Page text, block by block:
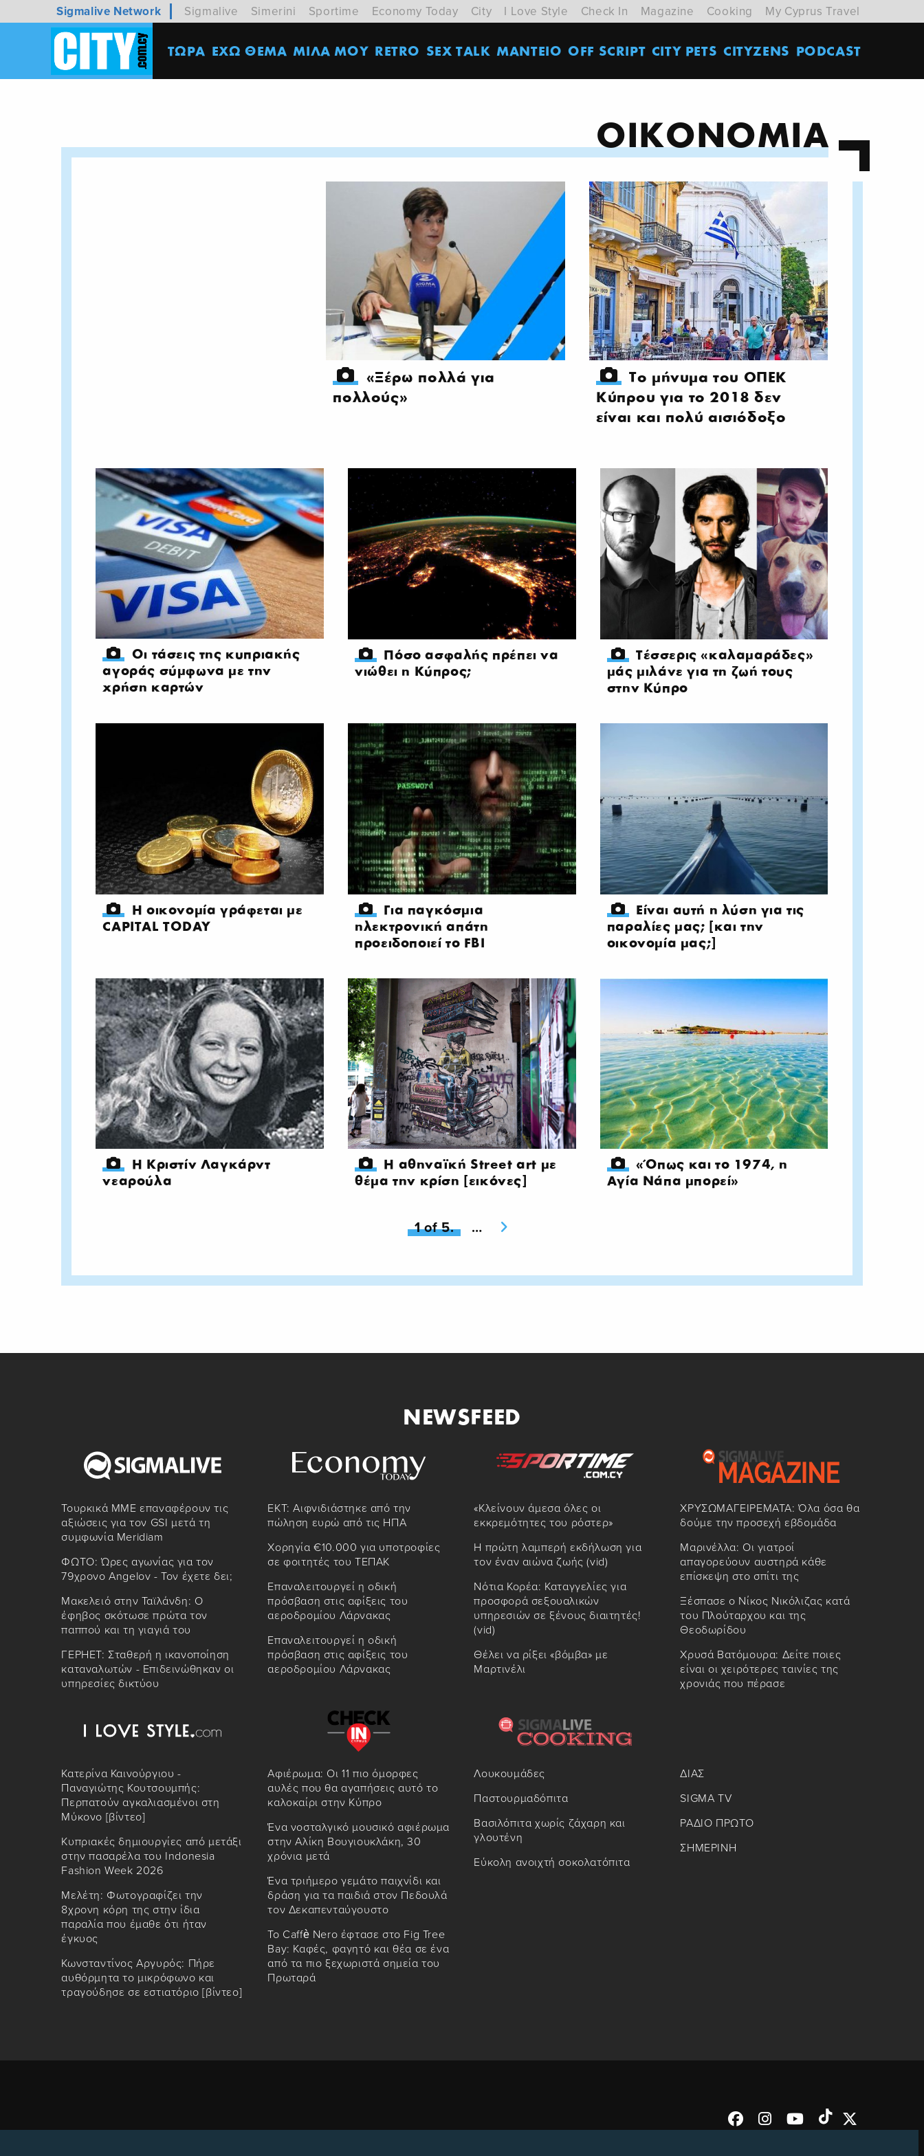
Sigmalive Network Sigmalive Simerini Sportime Economy Today City I Love Style Check In Magazine Cooking My Cyprus Travel
ΤΩΡΑ ΕΧΩ ΘΕΜΑ MΙΛΑ ΜΟΥ RETRO SEX TALK ΜΑΝΤΕΙΟ OFF SCRIPT CITY PETS CITYZENS PODCAST
ΟΙΚΟΝΟΜΙΑ
«Ξέρω πολλά για
πολλούς»
Το μήνυμα του ΟΠΕΚ
Κύπρου για το 2018 δεν
είναι και πολύ αισιόδοξο
Οι τάσεις της κυπριακής
αγοράς σύμφωνα με την
χρήση καρτών
Πόσο ασφαλής πρέπει να
νιώθει η Κύπρος;
Τέσσερις «καλαμαράδες»
μάς μιλάνε για τη ζωή τους
στην Κύπρο
Η οικονομία γράφεται με
CAPITAL TODAY
Για παγκόσμια
ηλεκτρονική απάτη
προειδοποιεί το FBI
Είναι αυτή η λύση για τις
παραλίες μας; [και την
οικονομία μας;]
Η Κριστίν Λαγκάρντ
νεαρούλα
Η αθηναϊκή Street art με
θέμα την κρίση [εικόνες]
«Όπως και το 1974, η
Αγία Νάπα μπορεί»
You're on page
1 of 5. Next page
NEWSFEED
Τουρκικά ΜΜΕ επαναφέρουν τις
αξιώσεις για τον GSI μετά τη
συμφωνία Meridiam
ΦΩΤΟ: Ώρες αγωνίας για τον
79χρονο Angelov - Τον έχετε δει;
Μακελειό στην Ταϊλάνδη: Ο
έφηβος σκότωσε πρώτα τον
παππού και τη γιαγιά του
ΓΕΡΗΕΤ: Σταθερή η ικανοποίηση
καταναλωτών - Επιδεινώθηκαν οι
υπηρεσίες δικτύου
ΕΚΤ: Αιφνιδιάστηκε από την
πώληση ευρώ από τις ΗΠΑ
Χορηγία €10.000 για υποτροφίες
σε φοιτητές του ΤΕΠΑΚ
Επαναλειτουργεί η οδική
πρόσβαση στις αφίξεις του
αεροδρομίου Λάρνακας
Επαναλειτουργεί η οδική
πρόσβαση στις αφίξεις του
αεροδρομίου Λάρνακας
«Κλείνουν άμεσα όλες οι
εκκρεμότητες του ρόστερ»
Η πρώτη λαμπερή εκδήλωση για
τον έναν αιώνα ζωής (vid)
Νότια Κορέα: Καταγγελίες για
προσφορά σεξουαλικών
υπηρεσιών σε ξένους διαιτητές!
(vid)
Θέλει να ρίξει «βόμβα» με
Μαρτινέλι
ΧΡΥΣΩΜΑΓΕΙΡΕΜΑΤΑ: Όλα όσα θα
δούμε την προσεχή εβδομάδα
Μαρινέλλα: Οι γιατροί
απαγορεύουν αυστηρά κάθε
επίσκεψη στο σπίτι της
Ξέσπασε ο Νίκος Νικόλιζας κατά
του Πλούταρχου και της
Θεοδωρίδου
Χρυσά Βατόμουρα: Δείτε ποιες
είναι οι χειρότερες ταινίες της
χρονιάς που πέρασε
Κατερίνα Καινούργιου -
Παναγιώτης Κουτσουμπής:
Περπατούν αγκαλιασμένοι στη
Μύκονο [βίντεο]
Κυπριακές δημιουργίες από μετάξι
στην πασαρέλα του Indonesia
Fashion Week 2026
Μελέτη: Φωτογραφίζει την
8χρονη κόρη της στην ίδια
παραλία που έμαθε ότι ήταν
έγκυος
Κωνσταντίνος Αργυρός: Πήρε
αυθόρμητα το μικρόφωνο και
τραγούδησε σε εστιατόριο [βίντεο]
Αφιέρωμα: Οι 11 πιο όμορφες
αυλές που θα αγαπήσεις αυτό το
καλοκαίρι στην Κύπρο
Ένα νοσταλγικό μουσικό αφιέρωμα
στην Αλίκη Βουγιουκλάκη, 30
χρόνια μετά
Ένα τριήμερο γεμάτο παιχνίδι και
δράση για τα παιδιά στον Πεδουλά
τον Δεκαπενταύγουστο
Το Caffè Nero έφτασε στο Fig Tree
Bay: Καφές, φαγητό και θέα σε ένα
από τα πιο ξεχωριστά σημεία του
Πρωταρά
Λουκουμάδες
Παστουρμαδόπιτα
Βασιλόπιτα χωρίς ζάχαρη και
γλουτένη
Εύκολη ανοιχτή σοκολατόπιτα
ΔΙΑΣ
SIGMA TV
ΡΑΔΙΟ ΠΡΩΤΟ
ΣΗΜΕΡΙΝΗ